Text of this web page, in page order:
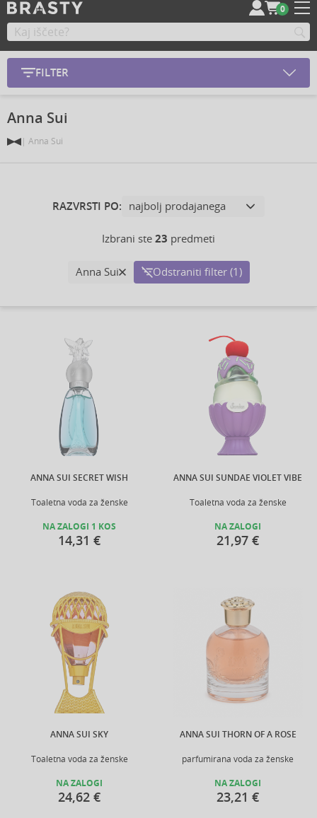
0
FILTER
Anna Sui
Anna Sui
RAZVRSTI PO:
Izbrani ste 23 predmeti
Anna Sui Odstraniti filter (1)
ANNA SUI SECRET WISH
Toaletna voda za ženske
NA ZALOGI 1 KOS
14,31 €
ANNA SUI SUNDAE VIOLET VIBE
Toaletna voda za ženske
NA ZALOGI
21,97 €
ANNA SUI SKY
Toaletna voda za ženske
NA ZALOGI
24,62 €
ANNA SUI THORN OF A ROSE
parfumirana voda za ženske
NA ZALOGI
23,21 €